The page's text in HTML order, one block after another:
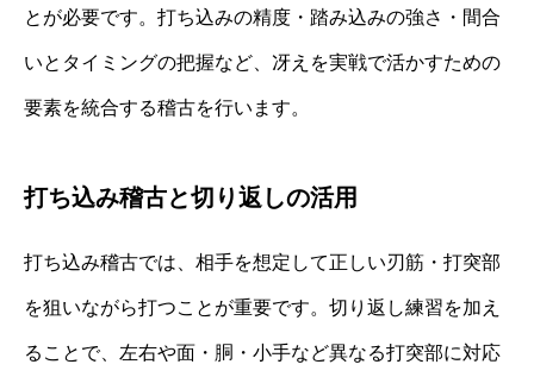
とが必要です。打ち込みの精度・踏み込みの強さ・間合
いとタイミングの把握など、冴えを実戦で活かすための
要素を統合する稽古を行います。
打ち込み稽古と切り返しの活用
打ち込み稽古では、相手を想定して正しい刃筋・打突部
を狙いながら打つことが重要です。切り返し練習を加え
ることで、左右や面・胴・小手など異なる打突部に対応